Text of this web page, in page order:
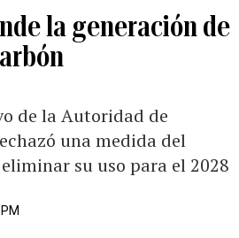
la generación de
de la Autoridad de
una medida del
su uso para el 2028